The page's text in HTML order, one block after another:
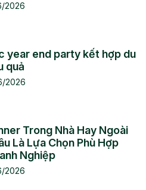
2026
year end party kết hợp du
quả
2026
Trong Nhà Hay Ngoài
Là Lựa Chọn Phù Hợp
Nghiệp
2026